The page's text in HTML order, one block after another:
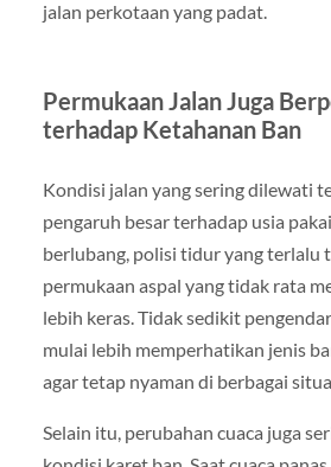
jalan perkotaan yang padat.
Permukaan Jalan Juga
terhadap Ketahanan Ban
Kondisi jalan yang sering dilewati
pengaruh besar terhadap usia
berlubang, polisi tidur yang terlalu
permukaan aspal yang tidak rata
lebih keras. Tidak sedikit
mulai lebih memperhatikan jenis
agar tetap nyaman di berbagai
Selain itu, perubahan cuaca juga